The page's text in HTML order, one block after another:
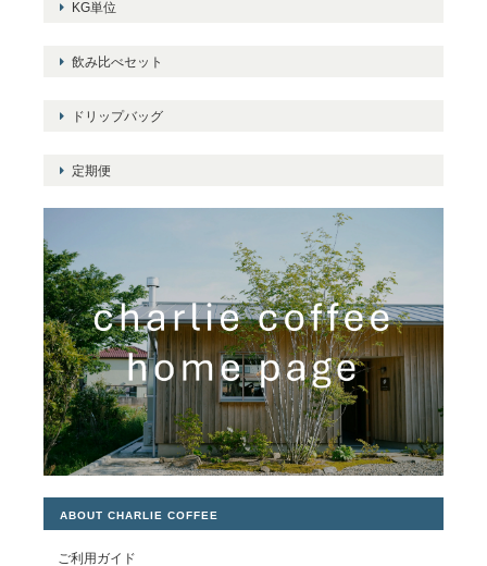
KG単位
飲み比べセット
ドリップバッグ
定期便
ABOUT CHARLIE COFFEE
ご利用ガイド